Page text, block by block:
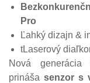
Pro
Ľahký dizajn &
tLaserový
Nová
prinášasenzor s